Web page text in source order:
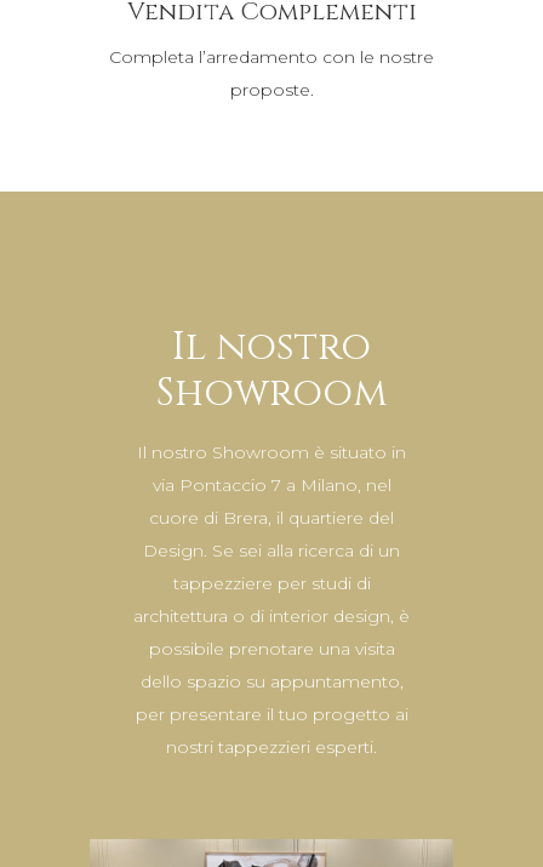
Vendita Complementi
Completa l’arredamento con le nostre
proposte.
Il nostro
Showroom
Il nostro Showroom è situato in
via Pontaccio 7 a Milano, nel
cuore di Brera, il quartiere del
Design. Se sei alla ricerca di un
tappezziere per studi di
architettura o di interior design, è
possibile prenotare una visita
dello spazio su appuntamento,
per presentare il tuo progetto ai
nostri tappezzieri esperti.